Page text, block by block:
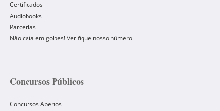
Certificados
Audiobooks
Parcerias
Não caia em golpes! Verifique nosso número
Concursos Públicos
Concursos Abertos